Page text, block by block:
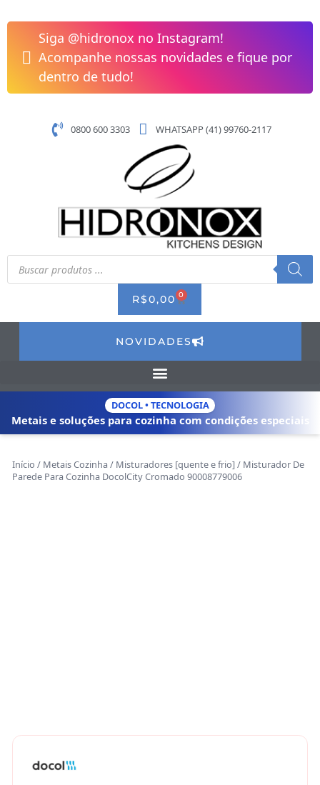
para
conteúdo
Siga @hidronox no Instagram!
Acompanhe nossas novidades e fique por
dentro de tudo!
0800 600 3303 WHATSAPP (41) 99760-2117
Pesquisar
produtos
R$0,00 0 CART
NOVIDADES
DOCOL • TECNOLOGIA
Metais e soluções para cozinha com condições especiais
Início / Metais Cozinha / Misturadores [quente e frio]/ Misturador De
Parede Para Cozinha DocolCity Cromado 90008779006
De
Parede
Para
Cozinha
DocolCity
90008779006